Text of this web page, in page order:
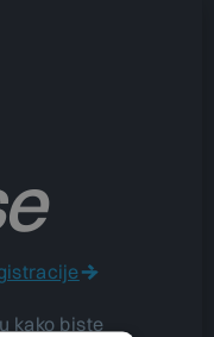
kako biste